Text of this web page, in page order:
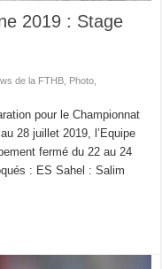
2019 : Stage
de la FTHB Photo
pour le Championnat
28 juillet 2019, l’Equipe
fermé du 22 au 24
: ES Sahel : Salim